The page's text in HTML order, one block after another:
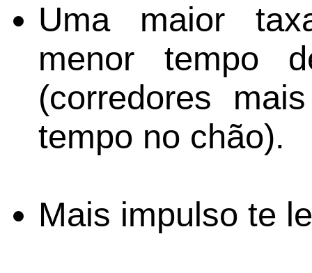
Uma maior
menor tempo
(corredores
tempo no chão).
Mais impulso te